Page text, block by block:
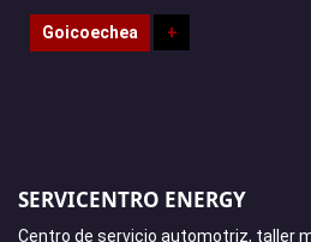
Goicoechea +
SERVICENTRO ENERGY
Centro de servicio automotriz, taller